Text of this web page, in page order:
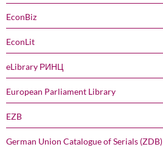
EconBiz
EconLit
eLibrary РИНЦ
European Parliament Library
EZB
German Union Catalogue of Serials (ZDB)